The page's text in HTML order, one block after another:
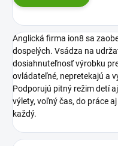
Anglická firma ion8 sa
dospelých. Vsádza na
dosiahnuteľnosť výrobku
ovládateľné, nepretekajú a
Podporujú pitný režim detí
výlety, voľný čas, do práce
každý.